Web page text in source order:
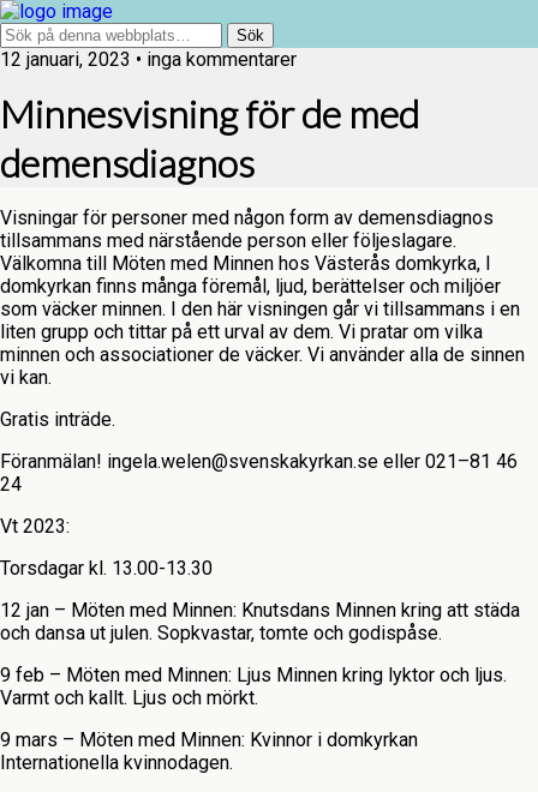
12 januari, 2023 • inga kommentarer
Minnesvisning för de med
demensdiagnos
Visningar för personer med någon form av demensdiagnos
tillsammans med närstående person eller följeslagare.
Välkomna till Möten med Minnen hos Västerås domkyrka, I
domkyrkan finns många föremål, ljud, berättelser och miljöer
som väcker minnen. I den här visningen går vi tillsammans i en
liten grupp och tittar på ett urval av dem. Vi pratar om vilka
minnen och associationer de väcker. Vi använder alla de sinnen
vi kan.
Gratis inträde.
Föranmälan! ingela.welen@svenskakyrkan.se eller 021–81 46
24
Vt 2023:
Torsdagar kl. 13.00-13.30
12 jan – Möten med Minnen: Knutsdans Minnen kring att städa
och dansa ut julen. Sopkvastar, tomte och godispåse.
9 feb – Möten med Minnen: Ljus Minnen kring lyktor och ljus.
Varmt och kallt. Ljus och mörkt.
9 mars – Möten med Minnen: Kvinnor i domkyrkan
Internationella kvinnodagen.